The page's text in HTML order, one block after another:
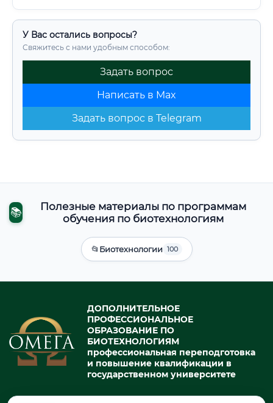
У Вас остались вопросы?
Свяжитесь с нами удобным способом:
Задать вопрос
Написать в Max
Задать вопрос в Telegram
📚
Полезные материалы по программам
обучения по биотехнологиям
📂Биотехнологии 100
ДОПОЛНИТЕЛЬНОЕ
ПРОФЕССИОНАЛЬНОЕ
ОБРАЗОВАНИЕ ПО
БИОТЕХНОЛОГИЯМ
профессиональная переподготовка
и повышение квалификации в
государственном университете